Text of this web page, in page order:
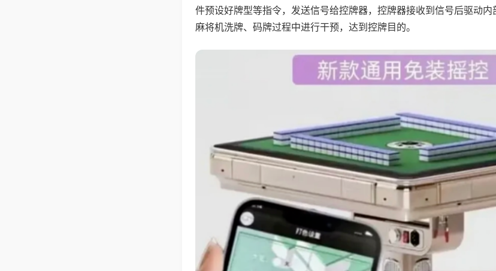
件预设好牌型等指令，发送信号给控牌器，控牌器接收到信号后驱动
麻将机洗牌、码牌过程中进行干预，达到控牌目的。